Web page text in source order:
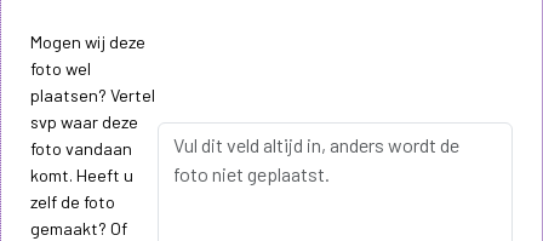
Mogen wij deze
foto wel
plaatsen? Vertel
svp waar deze
foto vandaan
komt. Heeft u
zelf de foto
gemaakt? Of